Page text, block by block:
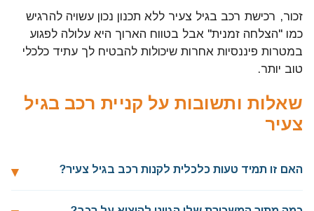
זכור, רכישת רכב בגיל צעיר ללא תכנון נכון עשויה להרגיש
כמו "הצלחה זמנית" אבל בטווח הארוך היא עלולה לפגוע
במטרות פיננסיות אחרות שיכולות להבטיח לך עתיד כלכלי
טוב יותר.
שאלות ותשובות על קניית רכב בגיל
צעיר
האם זו תמיד טעות כלכלית לקנות רכב בגיל צעיר?